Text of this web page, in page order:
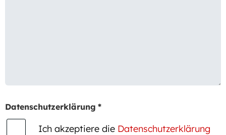
Datenschutzerklärung *
Ich akzeptiere die Datenschutzerklärung